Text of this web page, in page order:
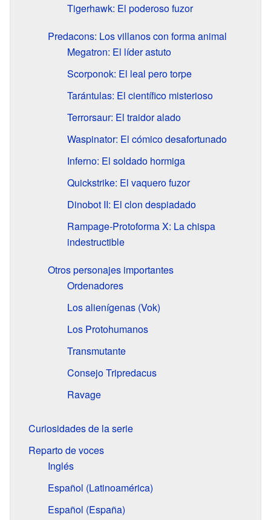
Tigerhawk: El poderoso fuzor
Predacons: Los villanos con forma animal
Megatron: El líder astuto
Scorponok: El leal pero torpe
Tarántulas: El científico misterioso
Terrorsaur: El traidor alado
Waspinator: El cómico desafortunado
Inferno: El soldado hormiga
Quickstrike: El vaquero fuzor
Dinobot II: El clon despiadado
Rampage-Protoforma X: La chispa
indestructible
Otros personajes importantes
Ordenadores
Los alienígenas (Vok)
Los Protohumanos
Transmutante
Consejo Tripredacus
Ravage
Curiosidades de la serie
Reparto de voces
Inglés
Español (Latinoamérica)
Español (España)